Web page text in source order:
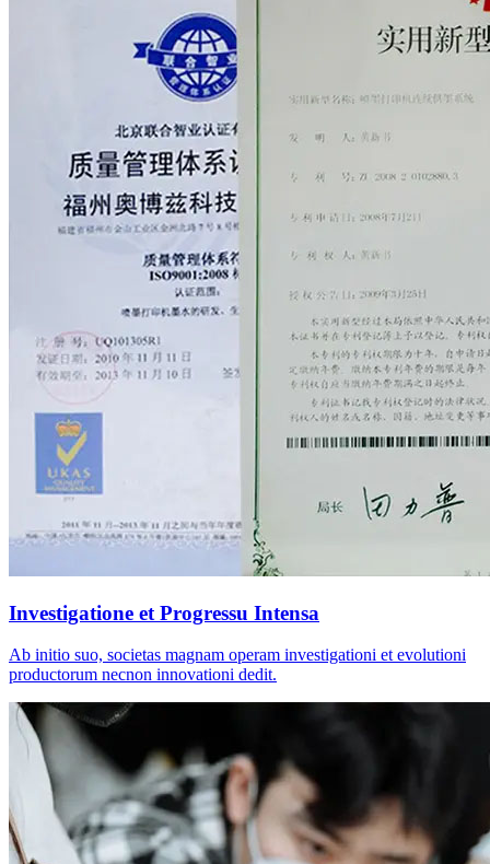
Investigatione et Progressu Intensa
Ab initio suo, societas magnam operam investigationi et evolutioni
productorum necnon innovationi dedit.